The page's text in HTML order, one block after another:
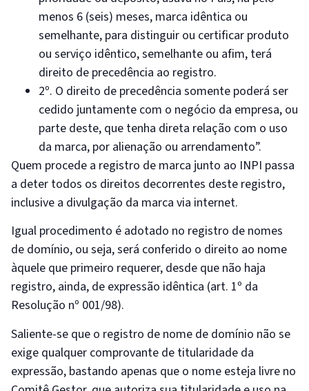
menos 6 (seis) meses, marca idêntica ou
semelhante, para distinguir ou certificar produto
ou serviço idêntico, semelhante ou afim, terá
direito de precedência ao registro.
2º. O direito de precedência somente poderá ser
cedido juntamente com o negócio da empresa, ou
parte deste, que tenha direta relação com o uso
da marca, por alienação ou arrendamento”.
Quem procede a registro de marca junto ao INPI passa
a deter todos os direitos decorrentes deste registro,
inclusive a divulgação da marca via internet.
Igual procedimento é adotado no registro de nomes
de domínio, ou seja, será conferido o direito ao nome
àquele que primeiro requerer, desde que não haja
registro, ainda, de expressão idêntica (art. 1º da
Resolução nº 001/98).
Saliente-se que o registro de nome de domínio não se
exige qualquer comprovante de titularidade da
expressão, bastando apenas que o nome esteja livre no